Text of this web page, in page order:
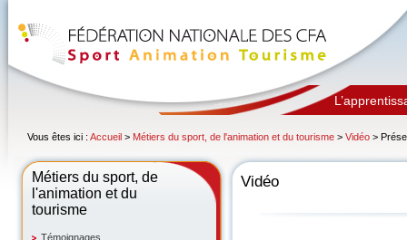
Vous êtes ici : Accueil > Métiers du sport, de l'animation et du tourisme > Vidéo >
Métiers du sport, de
l'animation et du
tourisme
Témoignages
Vidéo